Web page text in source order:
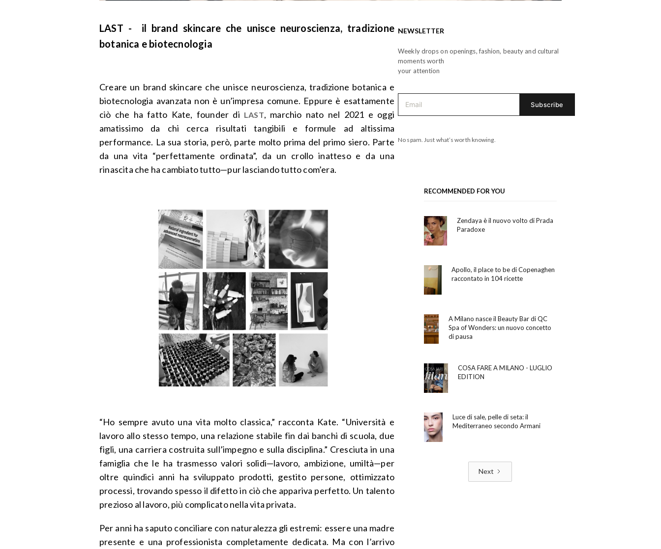
LAST - il brand skincare che unisce neuroscienza, tradizione
botanica e biotecnologia
Creare un brand skincare che unisce neuroscienza, tradizione botanica e
biotecnologia avanzata non è un’impresa comune. Eppure è esattamente
ciò che ha fatto Kate, founder di LAST, marchio nato nel 2021 e oggi
amatissimo da chi cerca risultati tangibili e formule ad altissima
performance. La sua storia, però, parte molto prima del primo siero. Parte
da una vita “perfettamente ordinata”, da un crollo inatteso e da una
rinascita che ha cambiato tutto—pur lasciando tutto com’era.
“Ho sempre avuto una vita molto classica,” racconta Kate. “Università e
lavoro allo stesso tempo, una relazione stabile fin dai banchi di scuola, due
figli, una carriera costruita sull’impegno e sulla disciplina.” Cresciuta in una
famiglia che le ha trasmesso valori solidi—lavoro, ambizione, umiltà—per
oltre quindici anni ha sviluppato prodotti, gestito persone, ottimizzato
processi, trovando spesso il difetto in ciò che appariva perfetto. Un talento
prezioso al lavoro, più complicato nella vita privata.
Per anni ha saputo conciliare con naturalezza gli estremi: essere una madre
presente e una professionista completamente dedicata. Ma con l’arrivo
NEWSLETTER
Weekly drops on openings, fashion, beauty and cultural
moments worth
your attention
No spam. Just what’s worth knowing.
RECOMMENDED FOR YOU
Zendaya è il nuovo volto di Prada
Paradoxe
Apollo, il place to be di Copenaghen
raccontato in 104 ricette
A Milano nasce il Beauty Bar di QC
Spa of Wonders: un nuovo concetto
di pausa
COSA FARE A MILANO - LUGLIO
EDITION
Luce di sale, pelle di seta: il
Mediterraneo secondo Armani
Next